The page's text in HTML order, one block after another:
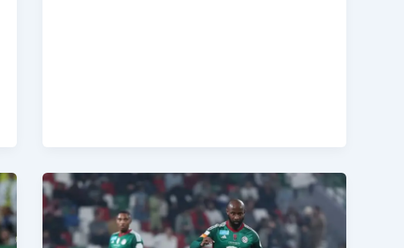
روشن
السعودي